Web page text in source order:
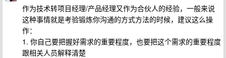
作为技术转项目经理/产品经理又作为合伙人的经验，一般来说
这种事情就是考验锻炼你沟通的方式方法的时候，建议这么操
作：
1. 你自己要把握好需求的重要程度，也要把这个需求的重要程度
跟相关人员解释清楚